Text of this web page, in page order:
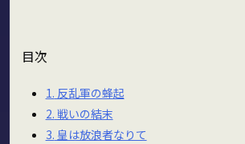
目次
1. 反乱軍の蜂起
2. 戦いの結末
3. 皇は放浪者なりて